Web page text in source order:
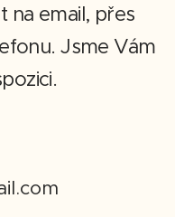
na email, přes
Jsme Vám